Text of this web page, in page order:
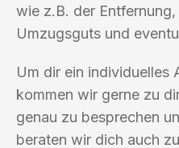
wie z.B. der
Umzugsguts und
Um dir ein individuelles
kommen wir gerne zu
genau zu besprechen
beraten wir dich auch